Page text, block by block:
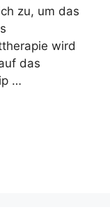
zu, um das
wird
das
…